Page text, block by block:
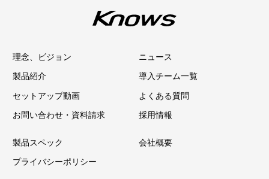
理念、ビジョン ニュース
製品紹介 導入チーム一覧
セットアップ動画 よくある質問
お問い合わせ・資料請求 採用情報
製品スペック 会社概要
プライバシーポリシー